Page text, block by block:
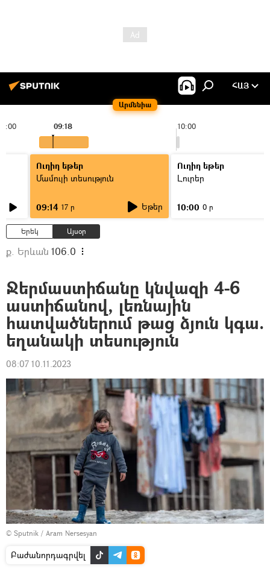
Արմենիա
ՀԱՅ
10:00
09:18
Ուղիղ եթեր
Մամուլի տեսություն
09:14 17 ր Եթեր
Ուղիղ եթեր
Լուրեր
10:00 0 ր
Երեկ Այսօր
ք. Երևան 106.0
Ջերմաստիճանը կնվազի 4-6
աստիճանով, լեռնային
հատվածներում թաց ձյուն կգա.
եղանակի տեսություն
08:07 10.11.2023
© Sputnik / Aram Nersesyan
Բաժանորդագրվել